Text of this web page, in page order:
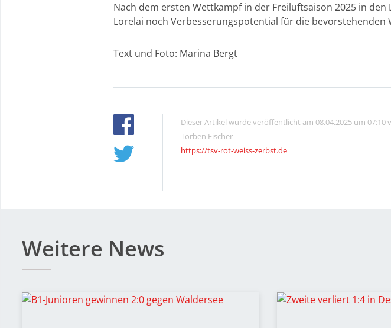
Nach dem ersten Wettkampf in der Freiluftsaison 2025 in
Lorelai noch Verbesserungspotential für die
Text und Foto: Marina Bergt
Dieser Artikel wurde veröffentlicht am 08.04.2025 um 07:10
Torben Fischer
https://tsv-rot-weiss-zerbst.de
Weitere News